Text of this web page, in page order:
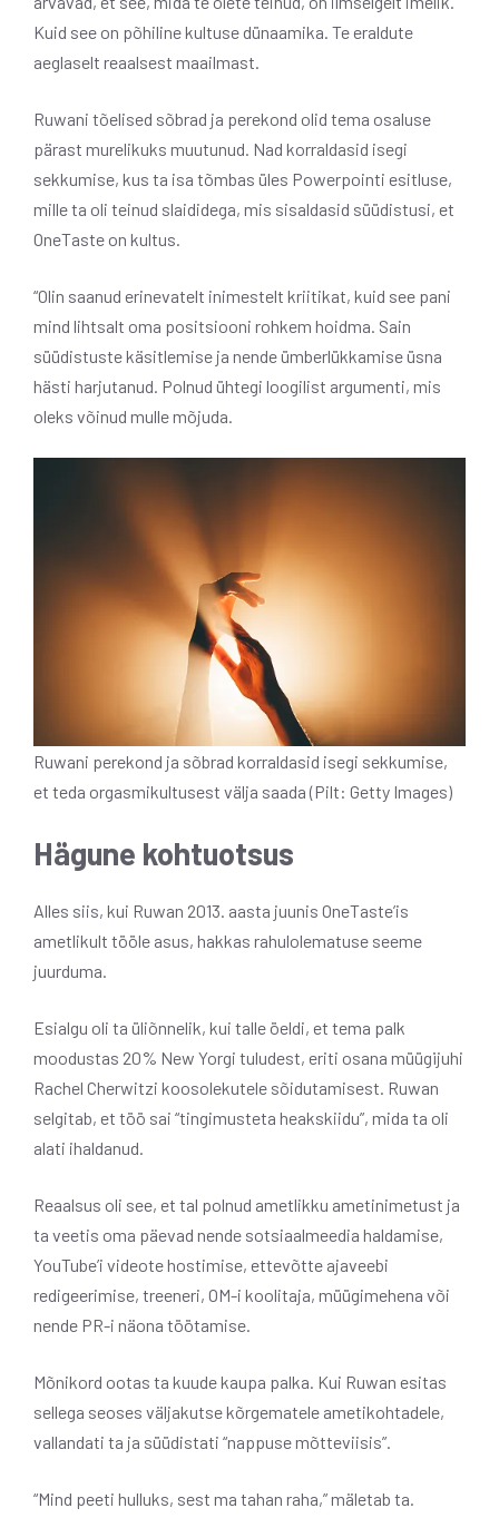
Kuid see on põhiline kultuse dünaamika. Te eraldute
aeglaselt reaalsest maailmast.
Ruwani tõelised sõbrad ja perekond olid tema osaluse
pärast murelikuks muutunud. Nad korraldasid isegi
sekkumise, kus ta isa tõmbas üles Powerpointi esitluse,
mille ta oli teinud slaididega, mis sisaldasid süüdistusi, et
OneTaste on kultus.
“Olin saanud erinevatelt inimestelt kriitikat, kuid see pani
mind lihtsalt oma positsiooni rohkem hoidma. Sain
süüdistuste käsitlemise ja nende ümberlükkamise üsna
hästi harjutanud. Polnud ühtegi loogilist argumenti, mis
oleks võinud mulle mõjuda.
Ruwani perekond ja sõbrad korraldasid isegi sekkumise,
et teda orgasmikultusest välja saada (Pilt: Getty Images)
Hägune kohtuotsus
Alles siis, kui Ruwan 2013. aasta juunis OneTaste’is
ametlikult tööle asus, hakkas rahulolematuse seeme
juurduma.
Esialgu oli ta üliõnnelik, kui talle öeldi, et tema palk
moodustas 20% New Yorgi tuludest, eriti osana müügijuhi
Rachel Cherwitzi koosolekutele sõidutamisest. Ruwan
selgitab, et töö sai “tingimusteta heakskiidu”, mida ta oli
alati ihaldanud.
Reaalsus oli see, et tal polnud ametlikku ametinimetust ja
ta veetis oma päevad nende sotsiaalmeedia haldamise,
YouTube’i videote hostimise, ettevõtte ajaveebi
redigeerimise, treeneri, OM-i koolitaja, müügimehena või
nende PR-i näona töötamise.
Mõnikord ootas ta kuude kaupa palka. Kui Ruwan esitas
sellega seoses väljakutse kõrgematele ametikohtadele,
vallandati ta ja süüdistati “nappuse mõtteviisis”.
“Mind peeti hulluks, sest ma tahan raha,” mäletab ta.